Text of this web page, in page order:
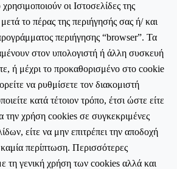
οι Ιστοσελίδες της
το πέρας της περιήγησής σας ή/ και
περιήγησης “browser”. Τα
στον υπολογιστή ή άλλη συσκευή
ή μέχρι το προκαθορισμένο στο cookie
να ρυθμίσετε τον διακομιστή
κατά τέτοιον τρόπο, έτσι ώστε είτε
την χρήση cookies σε συγκεκριμένες
είτε να μην επιτρέπει την αποδοχή
περίπτωση. Περισσότερες
τη γενική χρήση των cookies αλλά και